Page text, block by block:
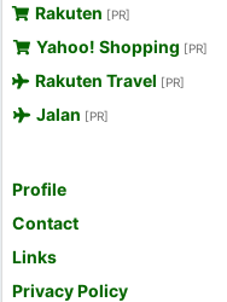
Rakuten [PR]
Yahoo! Shopping [PR]
Rakuten Travel [PR]
Jalan [PR]
Profile
Contact
Links
Privacy Policy